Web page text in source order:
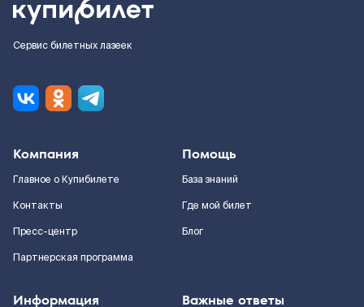
Сервис билетных лазеек
Компания
Главное о Купибилете
Контакты
Пресс-центр
Партнерская программа
Помощь
База знаний
Где мой билет
Блог
Информация Важные ответы